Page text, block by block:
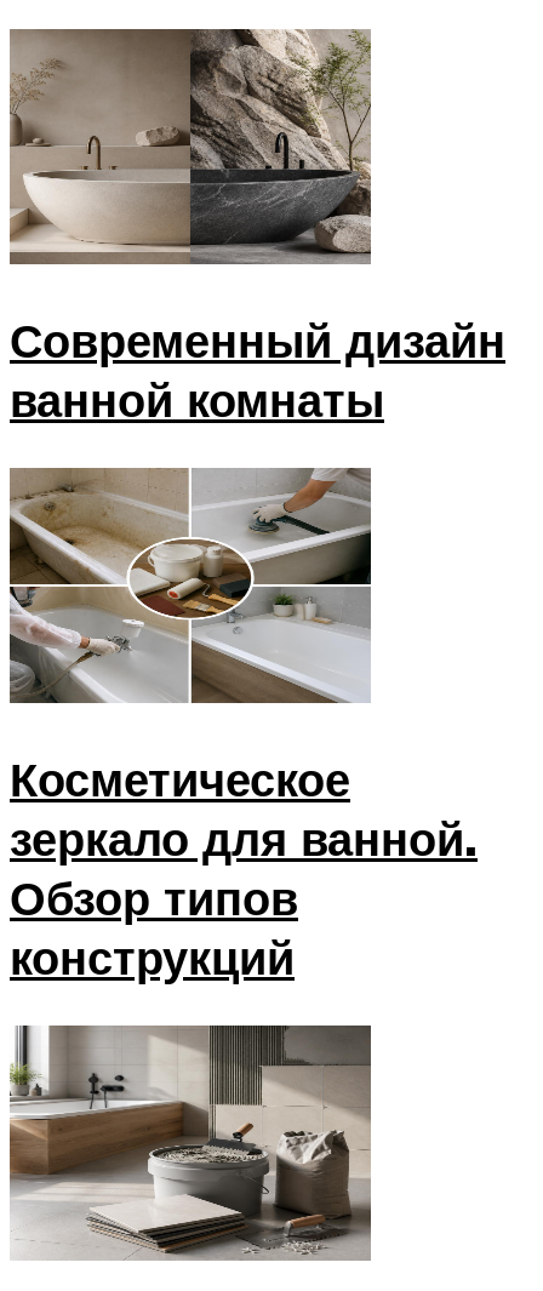
Современный дизайн
ванной комнаты
Косметическое
зеркало для ванной.
Обзор типов
конструкций